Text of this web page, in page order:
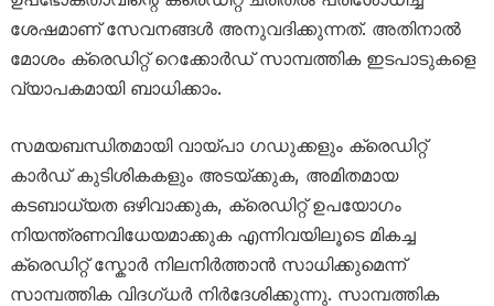
ശേഷമാണ് സേവനങ്ങൾ അനുവദിക്കുന്നത്. അതിനാൽ
മോശം ക്രെഡിറ്റ് റെക്കോർഡ് സാമ്പത്തിക ഇടപാടുകളെ
വ്യാപകമായി ബാധിക്കാം.
സമയബന്ധിതമായി വായ്പാ ഗഡുക്കളും ക്രെഡിറ്റ്
കാർഡ് കുടിശികകളും അടയ്ക്കുക, അമിതമായ
കടബാധ്യത ഒഴിവാക്കുക, ക്രെഡിറ്റ് ഉപയോഗം
നിയന്ത്രണവിധേയമാക്കുക എന്നിവയിലൂടെ മികച്ച
ക്രെഡിറ്റ് സ്കോർ നിലനിർത്താൻ സാധിക്കുമെന്ന്
സാമ്പത്തിക വിദഗ്ധർ നിർദേശിക്കുന്നു. സാമ്പത്തിക